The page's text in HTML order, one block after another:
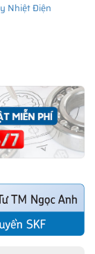
Nhiệt Điện